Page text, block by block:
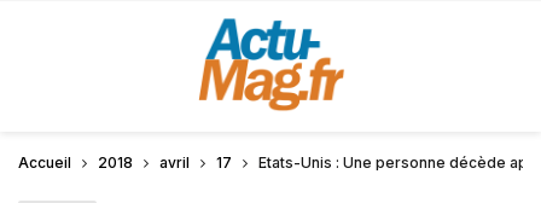
Accueil 2018 avril 17 États-Unis : Une personne décède